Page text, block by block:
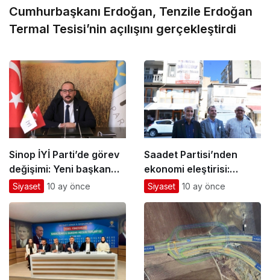
Cumhurbaşkanı Erdoğan, Tenzile Erdoğan
Termal Tesisi’nin açılışını gerçekleştirdi
Sinop İYİ Parti’de görev
değişimi: Yeni başkan
atandı
Siyaset 10 ay önce
Saadet Partisi’nden
ekonomi eleştirisi:
“Sinop bunu hak
Siyaset 10 ay önce